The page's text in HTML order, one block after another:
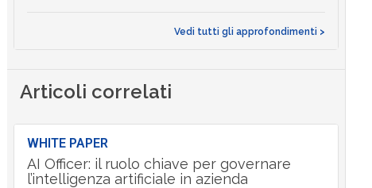
Vedi tutti gli approfondimenti >
Articoli correlati
WHITE PAPER
AI Officer: il ruolo chiave per governare
l’intelligenza artificiale in azienda